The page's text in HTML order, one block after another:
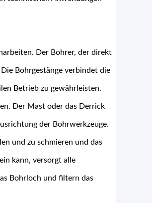
Der Bohrer, der direkt
Bohrgestänge verbindet die
Betrieb zu gewährleisten.
Der Mast oder das Derrick
der Bohrwerkzeuge.
und zu schmieren und das
kann, versorgt alle
Bohrloch und filtern das